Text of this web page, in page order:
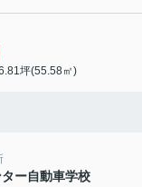
坪(55.58㎡)
ー自動車学校